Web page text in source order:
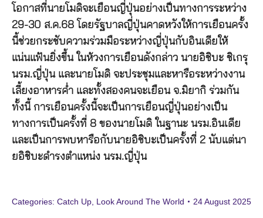
โอกาสที่นายโมดิจะเยือนญี่ปุ่นอย่างเป็นทางการระหว่าง
29-30 ส.ค.68 โดยรัฐบาลญี่ปุ่นคาดหวังให้การเยือนครั้ง
นี้ช่วยกระชับความร่วมมือระหว่างญี่ปุ่นกับอินเดียให้
แน่นแฟ้นยิ่งขึ้น ในห้วงการเยือนดังกล่าว นายอิชิบะ ชิเกรุ
นรม.ญี่ปุ่น และนายโมดิ จะประชุมและหารือระหว่างงาน
เลี้ยงอาหารค่ำ และทั้งสองคนจะเยือน จ.มิยากิ ร่วมกัน
ทั้งนี้ การเยือนครั้งนี้จะเป็นการเยือนญี่ปุ่นอย่างเป็น
ทางการเป็นครั้งที่ 8 ของนายโมดิ ในฐานะ นรม.อินเดีย
และเป็นการพบหารือกับนายอิชิบะเป็นครั้งที่ 2 นับแต่นา
ยอิชิบะดำรงตำแหน่ง นรม.ญี่ปุ่น
Categories: Catch Up Look Around The World 24 August 2025